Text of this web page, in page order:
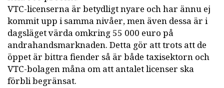
VTC-licenserna är betydligt nyare och har ännu ej
kommit upp i samma nivåer, men även dessa är i
dagsläget värda omkring 55 000 euro på
andrahandsmarknaden. Detta gör att trots att de
öppet är bittra fiender så är både taxisektorn och
VTC-bolagen måna om att antalet licenser ska
förbli begränsat.